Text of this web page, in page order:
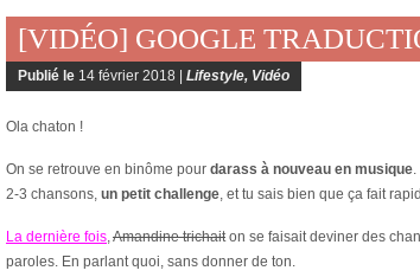
[VIDÉO] GOOGLE
Publié le 14 février 2018 | Lifestyle, Vidéo
Ola chaton !
On se retrouve en binôme pour darass à nouveau en musique.
2-3 chansons, un petit challenge, et tu sais bien que ça fait
La dernière fois,Amandine trichaiton se faisait deviner des
paroles. En parlant quoi, sans donner de ton.